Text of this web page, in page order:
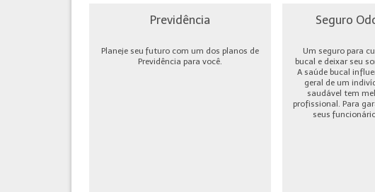
Previdência
Planeje seu futuro com um dos planos de
Previdência para você.
Seguro
Um seguro para
bucal e deixar seu
A saúde bucal
geral de um
saudável tem
profissional. Para
seus